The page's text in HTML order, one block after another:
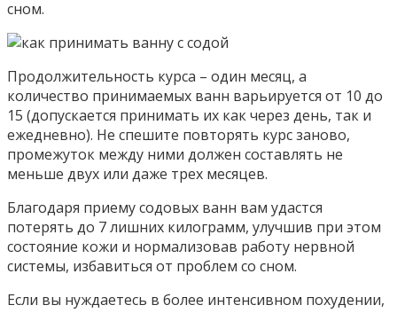
сном.
Продолжительность курса – один месяц, а
количество принимаемых ванн варьируется от 10 до
15 (допускается принимать их как через день, так и
ежедневно). Не спешите повторять курс заново,
промежуток между ними должен составлять не
меньше двух или даже трех месяцев.
Благодаря приему содовых ванн вам удастся
потерять до 7 лишних килограмм, улучшив при этом
состояние кожи и нормализовав работу нервной
системы, избавиться от проблем со сном.
Если вы нуждаетесь в более интенсивном похудении,